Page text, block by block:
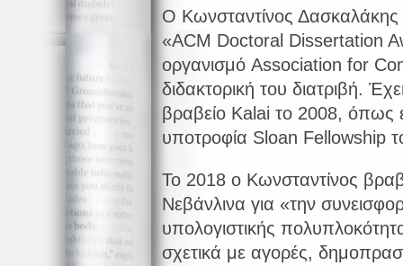
Ο Κωνσταντίνος Δασκαλάκης
«ACM Doctoral Dissertation
οργανισμό Association for
διδακτορική του διατριβή.
βραβείο Kalai το 2008, όπως
υποτροφία Sloan Fellowship
Το 2018 ο Κωνσταντίνος
Νεβάνλινα για «την
υπολογιστικής
σχετικά με αγορές,